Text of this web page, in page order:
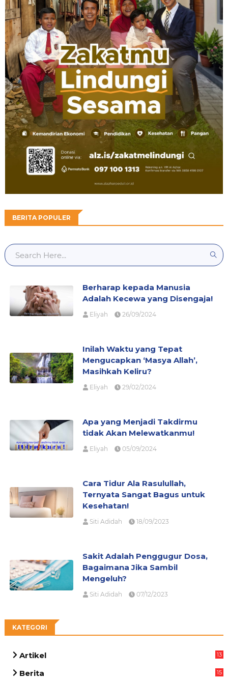
BERITA POPULER
Berharap kepada Manusia
Adalah Kecewa yang Disengaja!
Eliyah 26/09/2024
Inilah Waktu yang Tepat
Mengucapkan ‘Masya Allah’,
Masihkah Keliru?
Eliyah 29/02/2024
Apa yang Menjadi Takdirmu
tidak Akan Melewatkanmu!
Eliyah 05/09/2024
Cara Tidur Ala Rasulullah,
Ternyata Sangat Bagus untuk
Kesehatan!
Siti Adidah 18/09/2023
Sakit Adalah Penggugur Dosa,
Bagaimana Jika Sambil
Mengeluh?
Siti Adidah 07/12/2023
KATEGORI
Artikel
13
Berita
15